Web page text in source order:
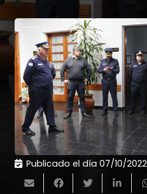
Publicado el día 07/10/2022